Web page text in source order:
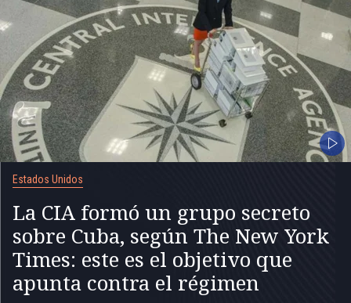
Estados Unidos
La CIA formó un grupo secreto
sobre Cuba, según The New York
Times: este es el objetivo que
apunta contra el régimen